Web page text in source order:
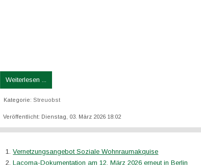
Weiterlesen ...
Kategorie:Streuobst
Veröffentlicht: Dienstag, 03. März 2026 18:02
Vernetzungsangebot Soziale Wohnraumakquise
Lacoma-Dokumentation am 12. März 2026 erneut in Berlin